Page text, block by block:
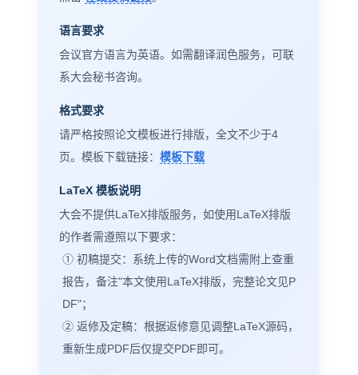
语言要求
会议官方语言为英语。如需翻译润色服务，可联
系大会秘书咨询。
格式要求
请严格按照论文模板进行排版，全文不少于4
页。模板下载链接： 模板下载
LaTeX 模板说明
大会不提供LaTeX排版服务，如使用LaTeX排版
的作者需遵照以下要求：
① 初稿提交：系统上传的Word文档需附上查重
报告，备注"本文使用LaTeX排版，完整论文见P
DF"；
② 返修及定稿：根据返修意见调整LaTeX源码，
重新生成PDF后仅提交PDF即可。